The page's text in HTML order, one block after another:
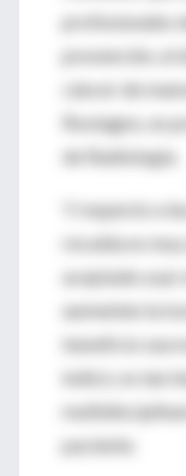
profesionales
prevención, el
cáncer de
Rostagno, ex
de Radiología.
Y respecto a
recaída es
aceptado usar
aumenten la
beneficio sea
indicó, es tan
paciente.